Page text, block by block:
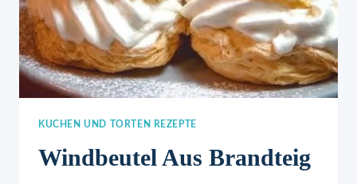
KUCHEN UND TORTEN REZEPTE
Windbeutel Aus Brandteig